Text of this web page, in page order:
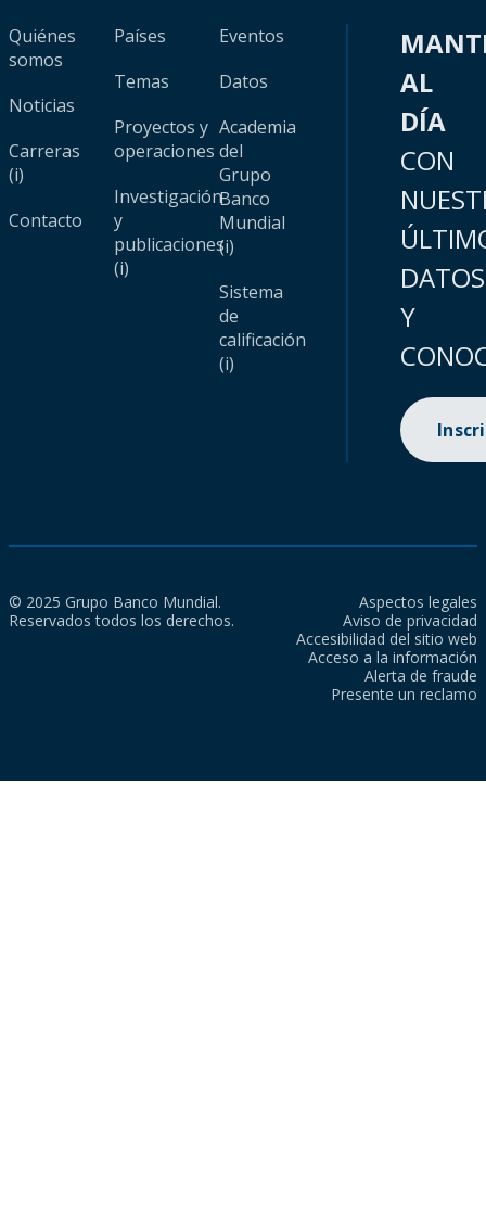
Quiénes
somos
Noticias
Carreras
(i)
Contacto
Países
Temas
Proyectos y
operaciones
Investigación
y
publicaciones
(i)
Eventos
Datos
Academia
del
Grupo
Banco
Mundial
(i)
Sistema
de
calificación
(i)
AL
DÍA
CON
DATOS
Y
© 2025 Grupo Banco Mundial.
Reservados todos los derechos.
Aspectos legales
Aviso de privacidad
Accesibilidad del sitio web
Acceso a la información
Alerta de fraude
Presente un reclamo